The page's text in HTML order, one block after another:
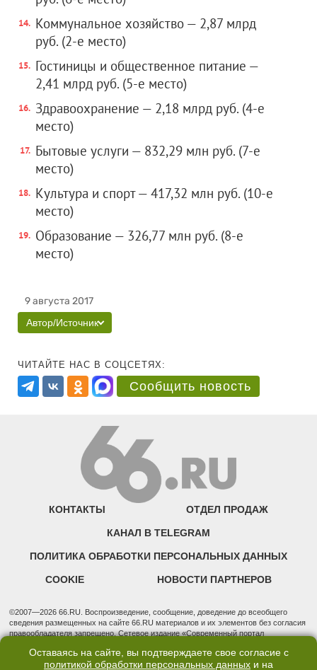
Коммунальное хозяйство — 2,87 млрд
руб. (2-е место)
Гостиницы и общественное питание —
2,41 млрд руб. (5-е место)
Здравоохранение — 2,18 млрд руб. (4-е
место)
Бытовые услуги — 832,29 млн руб. (7-е
место)
Культура и спорт — 417,32 млн руб. (10-е
место)
Образование — 326,77 млн руб. (8-е
место)
9 августа 2017
Автор/Источник
ЧИТАЙТЕ НАС В СОЦСЕТЯХ:
Сообщить новость
КОНТАКТЫ ОТДЕЛ ПРОДАЖ
КАНАЛ В TELEGRAM
ПОЛИТИКА ОБРАБОТКИ ПЕРСОНАЛЬНЫХ ДАННЫХ
COOKIE НОВОСТИ ПАРТНЕРОВ
©2007—2026 66.RU. Воспроизведение, сообщение, доведение до всеобщего
сведения размещенных на сайте 66.RU материалов и их элементов без согласия
правообладателя запрещено. Сетевое издание «Современный портал
надзору в сфере связи, информационных технологий и массовых коммуникаций
(Роскомнадзор). Регистрационный номер ЭЛ № ФС 77 - 76634 от 02.09.2019
Оставаясь на сайте, вы подтверждаете свое согласие с
политикой обработки персональных данных и на